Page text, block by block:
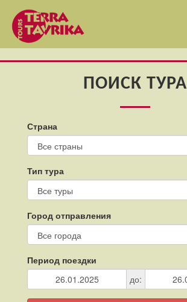
ПОИСК ТУРА
Страна
Тип тура
Город отправления
Период поездки
до: